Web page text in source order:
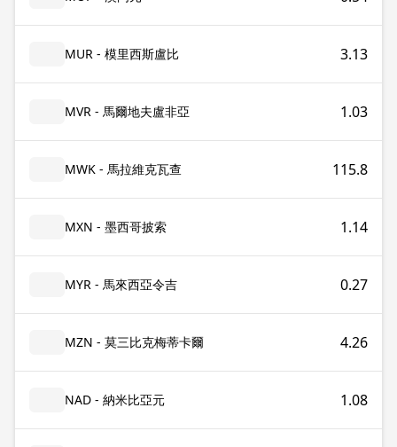
MUR - 模里西斯盧比 3.13
MVR - 馬爾地夫盧非亞 1.03
MWK - 馬拉維克瓦查 115.8
MXN - 墨西哥披索 1.14
MYR - 馬來西亞令吉 0.27
MZN - 莫三比克梅蒂卡爾 4.26
NAD - 納米比亞元 1.08